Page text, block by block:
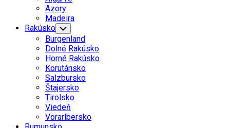
Menu
Azory
Madeira
Rakúsko Toggle
Child
Menu
Burgenland
Dolné Rakúsko
Horné Rakúsko
Korutánsko
Salzbursko
Štajersko
Tirolsko
Viedeň
Vorarlbersko